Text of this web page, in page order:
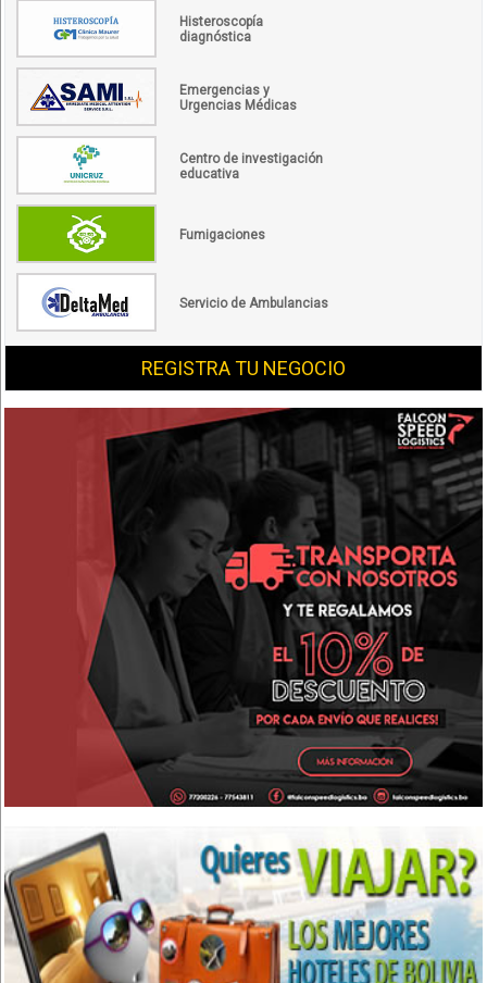
Histeroscopía
diagnóstica
Emergencias y
Urgencias Médicas
Centro de investigación
educativa
Fumigaciones
Servicio de Ambulancias
REGISTRA TU NEGOCIO